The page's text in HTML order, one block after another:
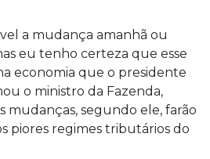
a mudança amanhã ou
eu tenho certeza que esse
economia que o presidente
o ministro da Fazenda,
mudanças, segundo ele, farão
piores regimes tributários do